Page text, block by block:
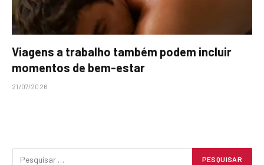
Viagens a trabalho também podem incluir
momentos de bem-estar
21/07/2026